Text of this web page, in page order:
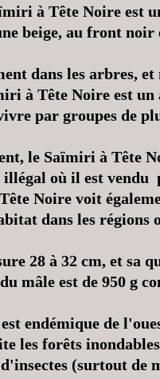
à Tête Noire est
beige, au front noir
dans les arbres, et
à Tête Noire est
par groupes de
le Saïmiri à Tête
où il est vendu
Noire voit
dans les régions
28 à 32 cm, et sa
mâle est de 950 g
endémique de
les forêts
(surtout de